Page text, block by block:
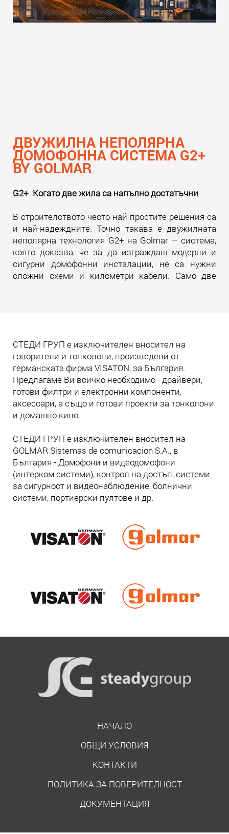
ДВУЖИЛНА НЕПОЛЯРНА
ДОМОФОННА СИСТЕМА G2+
BY GOLMAR
G2+ Когато две жила са напълно достатъчни
В строителството често най-простите решения са
и най-надеждните. Точно такава е двужилната
неполярна технология G2+ на Golmar – система,
която доказва, че за да изграждаш модерни и
сигурни домофонни инсталации, не са нужни
сложни схеми и километри кабели. Само две
СТЕДИ ГРУП е изключителен вносител на
говорители и тонколони, произведени от
германската фирма VISATON, за България.
Предлагаме Ви всичко необходимо - драйвери,
готови филтри и електронни компоненти,
аксесоари, а също и готови проекти за тонколони
и домашно кино.
СТЕДИ ГРУП е изключителен вносител на
GOLMAR Sistemas de comunicacion S.A., в
България - Домофони и видеодомофони
(интерком системи), контрол на достъп, системи
за сигурност и видеонаблюдение, болнични
системи, портиерски пултове и др.
НАЧАЛО
ОБЩИ УСЛОВИЯ
КОНТАКТИ
ПОЛИТИКА ЗА ПОВЕРИТЕЛНОСТ
ДОКУМЕНТАЦИЯ